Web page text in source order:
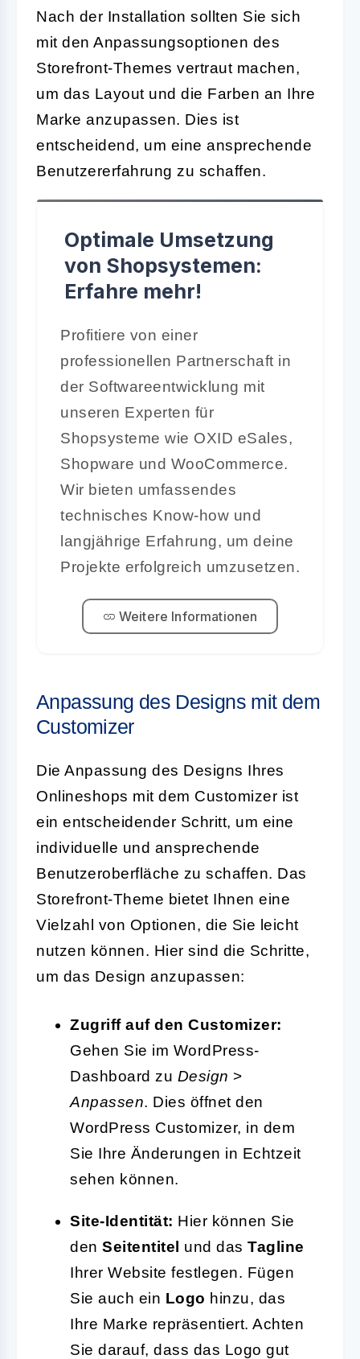
Nach der Installation sollten Sie sich
mit den Anpassungsoptionen des
Storefront-Themes vertraut machen,
um das Layout und die Farben an Ihre
Marke anzupassen. Dies ist
entscheidend, um eine ansprechende
Benutzererfahrung zu schaffen.
Optimale Umsetzung
von Shopsystemen:
Erfahre mehr!
Profitiere von einer
professionellen Partnerschaft in
der Softwareentwicklung mit
unseren Experten für
Shopsysteme wie OXID eSales,
Shopware und WooCommerce.
Wir bieten umfassendes
technisches Know-how und
langjährige Erfahrung, um deine
Projekte erfolgreich umzusetzen.
Weitere Informationen
Anpassung des Designs mit dem
Customizer
Die Anpassung des Designs Ihres
Onlineshops mit dem Customizer ist
ein entscheidender Schritt, um eine
individuelle und ansprechende
Benutzeroberfläche zu schaffen. Das
Storefront-Theme bietet Ihnen eine
Vielzahl von Optionen, die Sie leicht
nutzen können. Hier sind die Schritte,
um das Design anzupassen:
Zugriff auf den Customizer:
Gehen Sie im WordPress-
Dashboard zu Design >
Anpassen. Dies öffnet den
WordPress Customizer, in dem
Sie Ihre Änderungen in Echtzeit
sehen können.
Site-Identität: Hier können Sie
den Seitentitel und das Tagline
Ihrer Website festlegen. Fügen
Sie auch ein Logo hinzu, das
Ihre Marke repräsentiert. Achten
Sie darauf, dass das Logo gut